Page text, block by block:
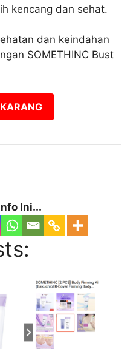
kencang dan sehat.
dan keindahan
SOMETHINC Bust
Ini...